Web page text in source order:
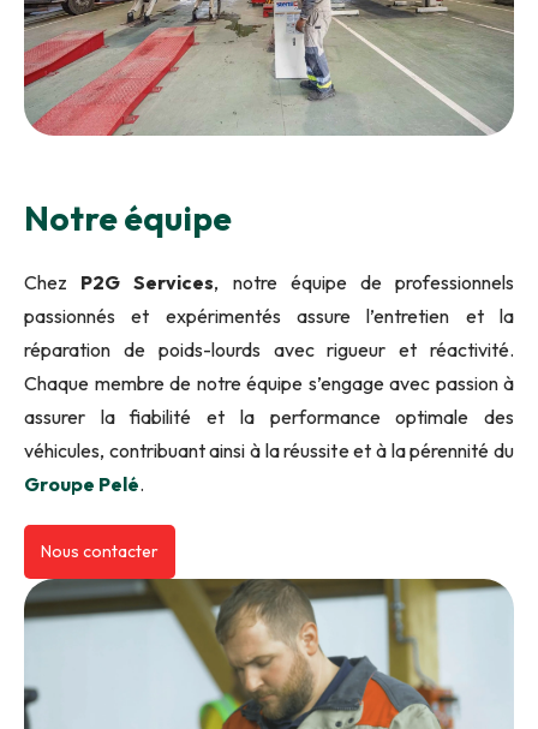
Notre équipe
Chez P2G Services, notre équipe de professionnels
passionnés et expérimentés assure l’entretien et la
réparation de poids-lourds avec rigueur et réactivité.
Chaque membre de notre équipe s’engage avec passion à
assurer la fiabilité et la performance optimale des
véhicules, contribuant ainsi à la réussite et à la pérennité du
Groupe Pelé.
Nous contacter